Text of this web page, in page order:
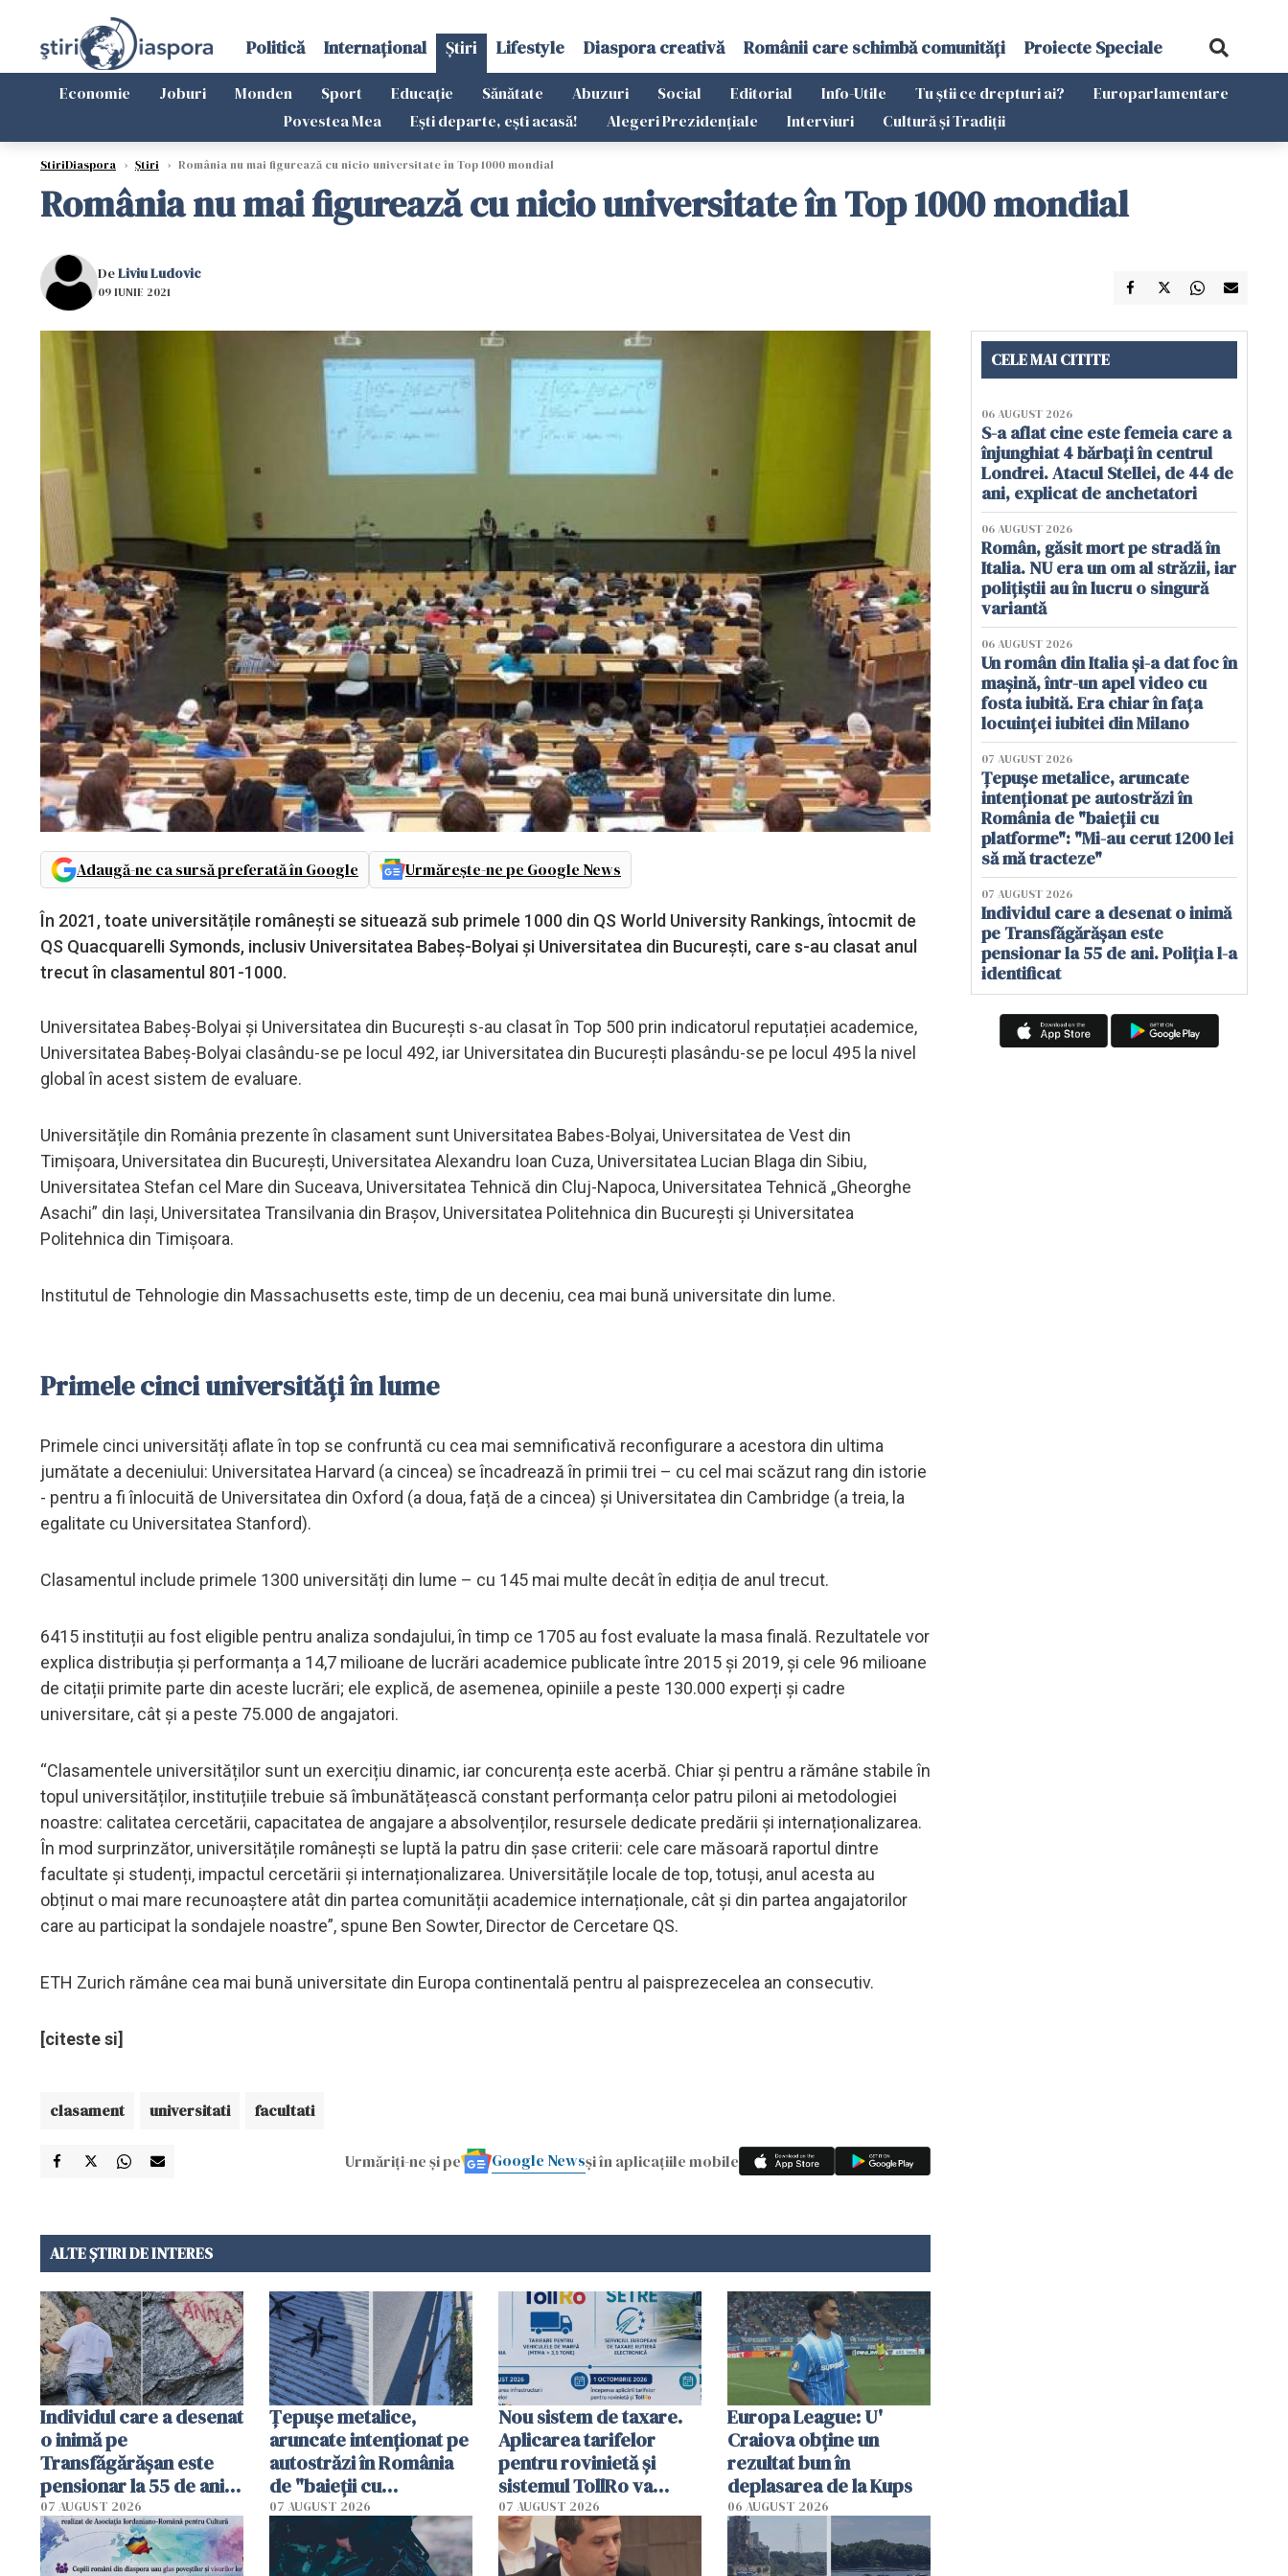
Politică Internațional Știri Lifestyle Diaspora creativă Românii care schimbă comunități Proiecte Speciale
Economie Joburi Monden Sport Educație Sănătate Abuzuri Social Editorial Info-Utile Tu știi ce drepturi ai?
Europarlamentare
Povestea Mea
Ești departe, ești acasă! Alegeri Prezidențiale Interviuri Cultură și Tradiții
StiriDiaspora › Știri › România nu mai figurează cu nicio universitate în Top 1000 mondial
România nu mai figurează cu nicio universitate în Top 1000 mondial
DeLiviu Ludovic
09 IUNIE 2021
Adaugă-ne ca sursă preferată în Google Urmărește-ne pe Google News
În 2021, toate universitățile românești se situează sub primele 1000 din QS World University Rankings, întocmit de
QS Quacquarelli Symonds, inclusiv Universitatea Babeș-Bolyai și Universitatea din București, care s-au clasat anul
trecut în clasamentul 801-1000.
Universitatea Babeș-Bolyai și Universitatea din București s-au clasat în Top 500 prin indicatorul reputației academice,
Universitatea Babeș-Bolyai clasându-se pe locul 492, iar Universitatea din București plasându-se pe locul 495 la nivel
global în acest sistem de evaluare.
Universitățile din România prezente în clasament sunt Universitatea Babes-Bolyai, Universitatea de Vest din
Timișoara, Universitatea din București, Universitatea Alexandru Ioan Cuza, Universitatea Lucian Blaga din Sibiu,
Universitatea Stefan cel Mare din Suceava, Universitatea Tehnică din Cluj-Napoca, Universitatea Tehnică „Gheorghe
Asachi” din Iași, Universitatea Transilvania din Brașov, Universitatea Politehnica din București și Universitatea
Politehnica din Timișoara.
Institutul de Tehnologie din Massachusetts este, timp de un deceniu, cea mai bună universitate din lume.
Primele cinci universități în lume
Primele cinci universități aflate în top se confruntă cu cea mai semnificativă reconfigurare a acestora din ultima
jumătate a deceniului: Universitatea Harvard (a cincea) se încadrează în primii trei – cu cel mai scăzut rang din istorie
- pentru a fi înlocuită de Universitatea din Oxford (a doua, față de a cincea) și Universitatea din Cambridge (a treia, la
egalitate cu Universitatea Stanford).
Clasamentul include primele 1300 universități din lume – cu 145 mai multe decât în ediția de anul trecut.
6415 instituții au fost eligible pentru analiza sondajului, în timp ce 1705 au fost evaluate la masa finală. Rezultatele vor
explica distribuția și performanța a 14,7 milioane de lucrări academice publicate între 2015 și 2019, și cele 96 milioane
de citații primite parte din aceste lucrări; ele explică, de asemenea, opiniile a peste 130.000 experți și cadre
universitare, cât și a peste 75.000 de angajatori.
“Clasamentele universităților sunt un exercițiu dinamic, iar concurența este acerbă. Chiar și pentru a rămâne stabile în
topul universităților, instituțiile trebuie să îmbunătățească constant performanța celor patru piloni ai metodologiei
noastre: calitatea cercetării, capacitatea de angajare a absolvenților, resursele dedicate predării și internaționalizarea.
În mod surprinzător, universitățile românești se luptă la patru din șase criterii: cele care măsoară raportul dintre
facultate și studenți, impactul cercetării și internaționalizarea. Universitățile locale de top, totuși, anul acesta au
obținut o mai mare recunoaștere atât din partea comunității academice internaționale, cât și din partea angajatorilor
care au participat la sondajele noastre”, spune Ben Sowter, Director de Cercetare QS.
ETH Zurich rămâne cea mai bună universitate din Europa continentală pentru al paisprezecelea an consecutiv.
[citeste si]
clasament universitati facultati
Urmăriți-ne și pe Google Newsși în aplicațiile mobile
ALTE ȘTIRI DE INTERES
Individul care a desenat
o inimă pe
Transfăgărășan este
pensionar la 55 de ani.
Poliția l-a identificat
07 AUGUST 2026
Țepușe metalice,
aruncate intenționat pe
autostrăzi în România
de "baieții cu
platforme": "Mi-au
cerut 1200 lei să mă
tracteze"
07 AUGUST 2026
Nou sistem de taxare.
Aplicarea tarifelor
pentru rovinietă şi
sistemul TollRo va
începe la 1 octombrie
07 AUGUST 2026
Europa League: U'
Craiova obține un
rezultat bun în
deplasarea de la Kups
06 AUGUST 2026
CELE MAI CITITE
06 AUGUST 2026
S-a aflat cine este femeia care a
înjunghiat 4 bărbați în centrul
Londrei. Atacul Stellei, de 44 de
ani, explicat de anchetatori
06 AUGUST 2026
Român, găsit mort pe stradă în
Italia. NU era un om al străzii, iar
polițiștii au în lucru o singură
variantă
06 AUGUST 2026
Un român din Italia și-a dat foc în
mașină, într-un apel video cu
fosta iubită. Era chiar în fața
locuinței iubitei din Milano
07 AUGUST 2026
Țepușe metalice, aruncate
intenționat pe autostrăzi în
România de "baieții cu
platforme": "Mi-au cerut 1200 lei
să mă tracteze"
07 AUGUST 2026
Individul care a desenat o inimă
pe Transfăgărășan este
pensionar la 55 de ani. Poliția l-a
identificat